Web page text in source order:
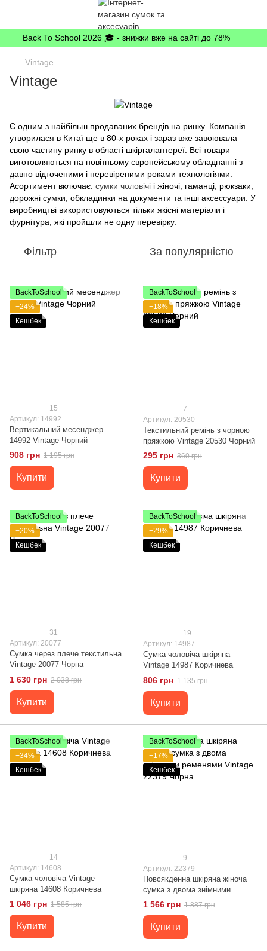
Back To School 2026 🎓 - знижки вже на сайті до 78%
Vintage
Vintage
Є одним з найбільш продаваних брендів на ринку. Компанія
утворилася в Китаї ще в 80-х роках і зараз вже завоювала
свою частину ринку в області шкіргалантереї. Всі товари
виготовляються на новітньому європейському обладнанні з
давно відточеними і перевіреними роками технологіями.
Асортимент включає: сумки чоловічі і жіночі, гаманці, рюкзаки,
дорожні сумки, обкладинки на документи та інші аксессуари. У
виробництві використовуються тільки якісні матеріали і
фурнітура, які пройшли не одну перевірку.
Фільтр За популярністю
BackToSchool
−24%
Кешбек
15
Артикул: 14992
Вертикальний месенджер
14992 Vintage Чорний
908 грн 1 195 грн
Купити
BackToSchool
−18%
Кешбек
7
Артикул: 20530
Текстильний ремінь з чорною
пряжкою Vintage 20530 Чорний
295 грн 360 грн
Купити
BackToSchool
−20%
Кешбек
31
Артикул: 20077
Сумка через плече текстильна
Vintage 20077 Чорна
1 630 грн 2 038 грн
Купити
BackToSchool
−29%
Кешбек
19
Артикул: 14987
Сумка чоловіча шкіряна
Vintage 14987 Коричнева
806 грн 1 135 грн
Купити
BackToSchool
−34%
Кешбек
14
Артикул: 14608
Сумка чоловіча Vintage
шкіряна 14608 Коричнева
1 046 грн 1 585 грн
Купити
BackToSchool
−17%
Кешбек
9
Артикул: 22379
Повсякденна шкіряна жіноча
сумка з двома знімними
ременями Vintage 22379 Чорна
1 566 грн 1 887 грн
Купити